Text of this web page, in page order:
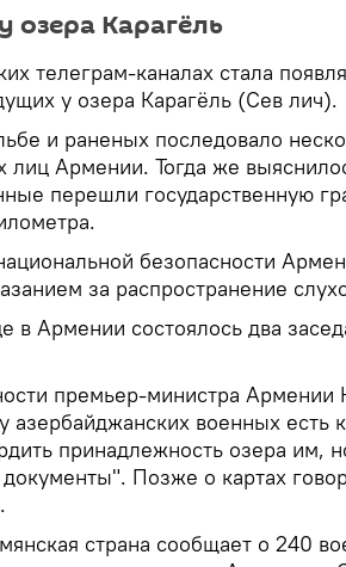
озера Карагёль
телеграм-каналах стала
у озера Карагёль (Сев лич).
и раненых последовало
Армении. Тогда же
перешли государственную
безопасности
за распространение
в Армении состоялось два
премьер-министра Армении
азербайджанских военных есть
принадлежность озера им,
Позже о картах
страна сообщает о 240